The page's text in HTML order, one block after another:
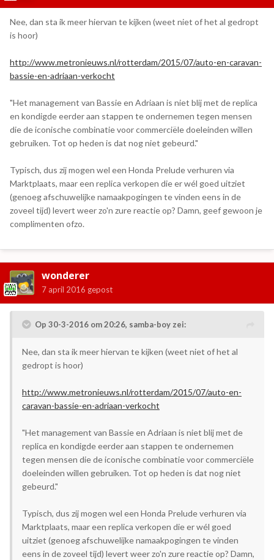
Nee, dan sta ik meer hiervan te kijken (weet niet of het al gedropt
is hoor)
http://www.metronieuws.nl/rotterdam/2015/07/auto-en-caravan-
bassie-en-adriaan-verkocht
"Het management van Bassie en Adriaan is niet blij met de replica
en kondigde eerder aan stappen te ondernemen tegen mensen
die de iconische combinatie voor commerciële doeleinden willen
gebruiken. Tot op heden is dat nog niet gebeurd."
Typisch, dus zij mogen wel een Honda Prelude verhuren via
Marktplaats, maar een replica verkopen die er wél goed uitziet
(genoeg afschuwelijke namaakpogingen te vinden eens in de
zoveel tijd) levert weer zo'n zure reactie op? Damn, geef gewoon je
complimenten ofzo.
wonderer
7 april 2016 gepost
Op 30-3-2016 om 20:26, samba-boy zei:
Nee, dan sta ik meer hiervan te kijken (weet niet of het al
gedropt is hoor)
http://www.metronieuws.nl/rotterdam/2015/07/auto-en-
caravan-bassie-en-adriaan-verkocht
"Het management van Bassie en Adriaan is niet blij met de
replica en kondigde eerder aan stappen te ondernemen
tegen mensen die de iconische combinatie voor commerciële
doeleinden willen gebruiken. Tot op heden is dat nog niet
gebeurd."
Typisch, dus zij mogen wel een Honda Prelude verhuren via
Marktplaats, maar een replica verkopen die er wél goed
uitziet (genoeg afschuwelijke namaakpogingen te vinden
eens in de zoveel tijd) levert weer zo'n zure reactie op? Damn,